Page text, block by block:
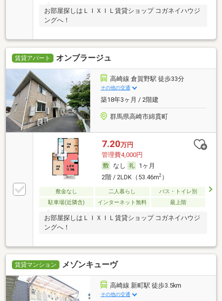
お部屋探しはＬＩＸＩＬ賃貸ショップ コガネイハウジ
ングへ！
賃貸アパート オンブラージュ
高崎線 倉賀野駅 徒歩33分
その他の交通
築18年3ヶ月 / 2階建
群馬県高崎市綿貫町
7.20万円
管理費4,000円
なし
1ヶ月
2階 / 2LDK（53.46m2）
敷金なし 二人暮らし
バス・トイレ別
駐車場(近隣含)
インターネット無料 最上階
お部屋探しはＬＩＸＩＬ賃貸ショップ コガネイハウジ
ングへ！
賃貸マンション メゾンキューヴ
高崎線 新町駅 徒歩3.5km
その他の交通